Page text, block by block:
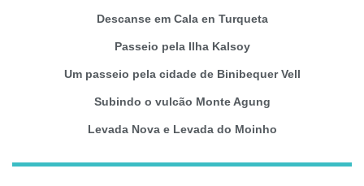
Descanse em Cala en Turqueta
Passeio pela Ilha Kalsoy
Um passeio pela cidade de Binibequer Vell
Subindo o vulcão Monte Agung
Levada Nova e Levada do Moinho